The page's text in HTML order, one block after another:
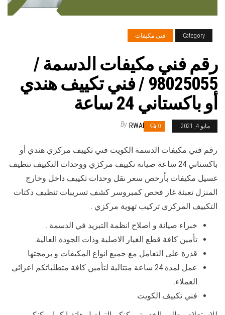
Category فني مكيفات
رقم فني مكيفات الدسمة /
98025055 / فني تكييف هندي
أو باكستاني 24 ساعة
مايو 4, 2021 0
By RWAN
رقم فني مكيفات الدسمة الكويت فني تكييف مركزي هندي أو
باكستاني 24 ساعة صيانة تكييف مركزي ووحدات التكييف تنظيف
غسيل مكيفات بأرخص سعر نقل وحدات تكييف داخل وخارج
المنزل تعبئة غاز فحص كمبروسر كشف تسريبات تنظيف دكتات
التكييف المركزي تركيب تهوية مركزي .
خبراء صيانة و اصلاح انظمة التبريد في الدسمة .
تأمين كافة قطع الغيار الاصلية وذات الجودة العالية.
قدرة على التعامل مع جميع انواع المكيفات و برمجتها.
عمل لمدة 24 ساعة متتالية لتأمين كافة متطلباتكم اعزائي
العملاء.
فني تكييف الكويت